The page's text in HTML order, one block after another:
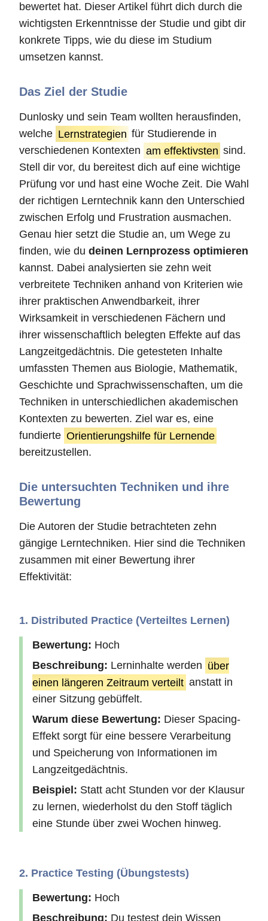
bewertet hat. Dieser Artikel führt dich durch die
wichtigsten Erkenntnisse der Studie und gibt dir
konkrete Tipps, wie du diese im Studium
umsetzen kannst.
Das Ziel der Studie
Dunlosky und sein Team wollten herausfinden,
welche Lernstrategien für Studierende in
verschiedenen Kontexten am effektivsten sind.
Stell dir vor, du bereitest dich auf eine wichtige
Prüfung vor und hast eine Woche Zeit. Die Wahl
der richtigen Lerntechnik kann den Unterschied
zwischen Erfolg und Frustration ausmachen.
Genau hier setzt die Studie an, um Wege zu
finden, wie du deinen Lernprozess optimieren
kannst. Dabei analysierten sie zehn weit
verbreitete Techniken anhand von Kriterien wie
ihrer praktischen Anwendbarkeit, ihrer
Wirksamkeit in verschiedenen Fächern und
ihrer wissenschaftlich belegten Effekte auf das
Langzeitgedächtnis. Die getesteten Inhalte
umfassten Themen aus Biologie, Mathematik,
Geschichte und Sprachwissenschaften, um die
Techniken in unterschiedlichen akademischen
Kontexten zu bewerten. Ziel war es, eine
fundierte Orientierungshilfe für Lernende
bereitzustellen.
Die untersuchten Techniken und ihre
Bewertung
Die Autoren der Studie betrachteten zehn
gängige Lerntechniken. Hier sind die Techniken
zusammen mit einer Bewertung ihrer
Effektivität:
1. Distributed Practice (Verteiltes Lernen)
Bewertung: Hoch
Beschreibung: Lerninhalte werden über
einen längeren Zeitraum verteilt anstatt in
einer Sitzung gebüffelt.
Warum diese Bewertung: Dieser Spacing-
Effekt sorgt für eine bessere Verarbeitung
und Speicherung von Informationen im
Langzeitgedächtnis.
Beispiel: Statt acht Stunden vor der Klausur
zu lernen, wiederholst du den Stoff täglich
eine Stunde über zwei Wochen hinweg.
2. Practice Testing (Übungstests)
Bewertung: Hoch
Beschreibung: Du testest dein Wissen